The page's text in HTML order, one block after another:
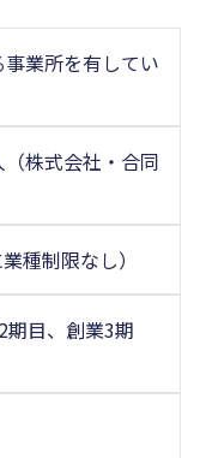
業所を有してい
株式会社・合同
種制限なし）
期目、創業3期